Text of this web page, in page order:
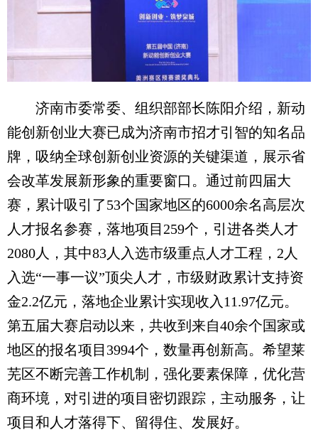
济南市委常委、组织部部长陈阳介绍，新动
能创新创业大赛已成为济南市招才引智的知名品
牌，吸纳全球创新创业资源的关键渠道，展示省
会改革发展新形象的重要窗口。通过前四届大
赛，累计吸引了53个国家地区的6000余名高层次
人才报名参赛，落地项目259个，引进各类人才
2080人，其中83人入选市级重点人才工程，2人
入选“一事一议”顶尖人才，市级财政累计支持资
金2.2亿元，落地企业累计实现收入11.97亿元。
第五届大赛启动以来，共收到来自40余个国家或
地区的报名项目3994个，数量再创新高。希望莱
芜区不断完善工作机制，强化要素保障，优化营
商环境，对引进的项目密切跟踪，主动服务，让
项目和人才落得下、留得住、发展好。